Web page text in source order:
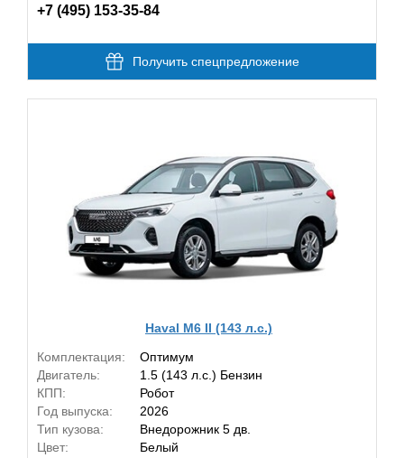
+7 (495) 153-35-84
Получить спецпредложение
Haval M6 II (143 л.с.)
Комплектация:
Оптимум
Двигатель:
1.5 (143 л.с.) Бензин
КПП:
Робот
Год выпуска:
2026
Тип кузова:
Внедорожник 5 дв.
Цвет:
Белый